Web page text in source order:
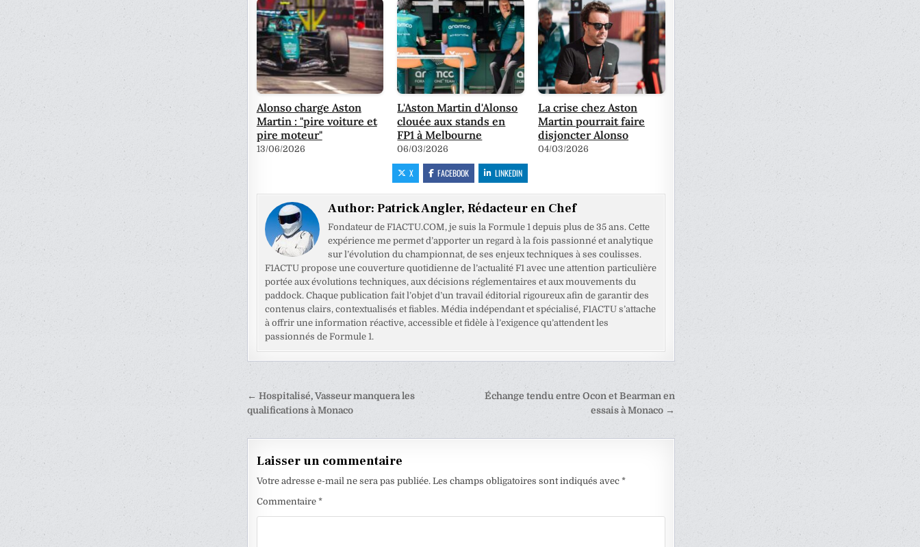
Alonso charge Aston
Martin : "pire voiture et
pire moteur"
13/06/2026
L'Aston Martin d'Alonso
clouée aux stands en
FP1 à Melbourne
06/03/2026
La crise chez Aston
Martin pourrait faire
disjoncter Alonso
04/03/2026
X FACEBOOK LINKEDIN
Author: Patrick Angler, Rédacteur en Chef
Fondateur de F1ACTU.COM, je suis la Formule 1 depuis plus de 35 ans. Cette
expérience me permet d’apporter un regard à la fois passionné et analytique
sur l’évolution du championnat, de ses enjeux techniques à ses coulisses.
F1ACTU propose une couverture quotidienne de l’actualité F1 avec une attention particulière
portée aux évolutions techniques, aux décisions réglementaires et aux mouvements du
paddock. Chaque publication fait l’objet d’un travail éditorial rigoureux afin de garantir des
contenus clairs, contextualisés et fiables. Média indépendant et spécialisé, F1ACTU s’attache
à offrir une information réactive, accessible et fidèle à l’exigence qu’attendent les
passionnés de Formule 1.
Navigation
de
l’article
Échange tendu entre Ocon et Bearman en
essais à Monaco →
← Hospitalisé, Vasseur manquera les
qualifications à Monaco
Laisser un commentaire
Votre adresse e-mail ne sera pas publiée. Les champs obligatoires sont indiqués avec *
Commentaire *